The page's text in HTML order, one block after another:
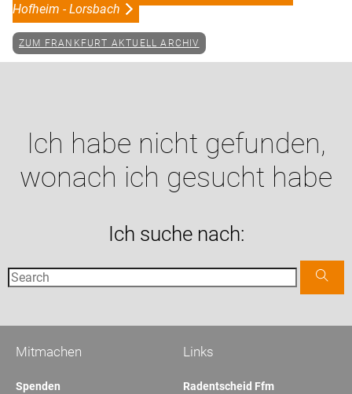
Hofheim - Lorsbach
ZUM FRANKFURT AKTUELL ARCHIV
Ich habe nicht gefunden,
wonach ich gesucht habe
Ich suche nach:
Links
Radentscheid Ffm
Mitmachen
Spenden